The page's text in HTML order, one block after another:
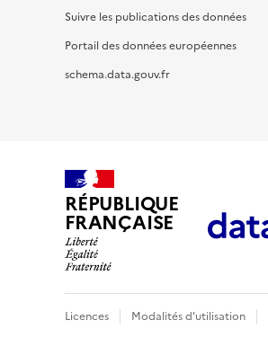
Suivre les publications des données
Portail des données européennes
schema.data.gouv.fr
RÉPUBLIQUE
FRANÇAISE
Licences Modalités d'utilisation